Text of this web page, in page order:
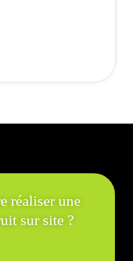
réaliser une
sur site ?